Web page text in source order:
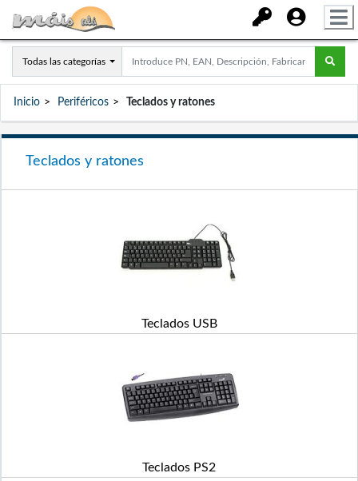
Todas las categorías
Inicio Periféricos Teclados y ratones
Teclados y ratones
Teclados USB
Teclados PS2